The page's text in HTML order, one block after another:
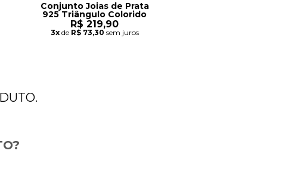
Conjunto Joias de Prata
925 Triângulo Colorido
R$ 219,90
3xde R$ 73,30 sem juros